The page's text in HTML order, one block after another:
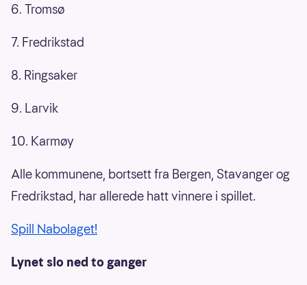
6. Tromsø
7. Fredrikstad
8. Ringsaker
9. Larvik
10. Karmøy
Alle kommunene, bortsett fra Bergen, Stavanger og
Fredrikstad, har allerede hatt vinnere i spillet.
Spill Nabolaget!
Lynet slo ned to ganger